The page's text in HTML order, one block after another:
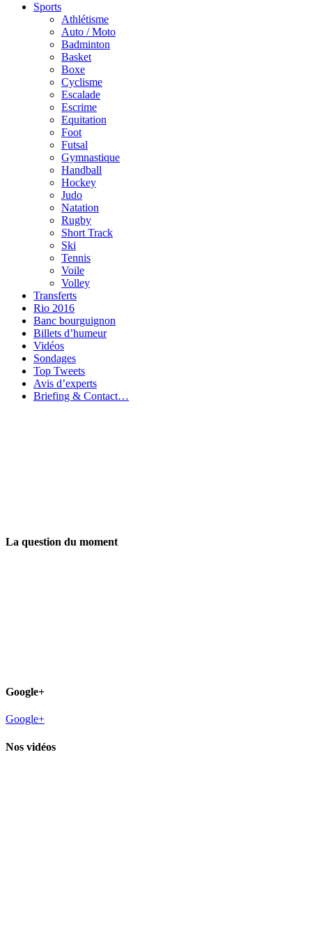
Sports
Athlétisme
Auto / Moto
Badminton
Basket
Boxe
Cyclisme
Escalade
Escrime
Equitation
Foot
Futsal
Gymnastique
Handball
Hockey
Judo
Natation
Rugby
Short Track
Ski
Tennis
Voile
Volley
Transferts
Rio 2016
Banc bourguignon
Billets d’humeur
Vidéos
Sondages
Top Tweets
Avis d’experts
Briefing & Contact…
La question du moment
Google+
Google+
Nos vidéos